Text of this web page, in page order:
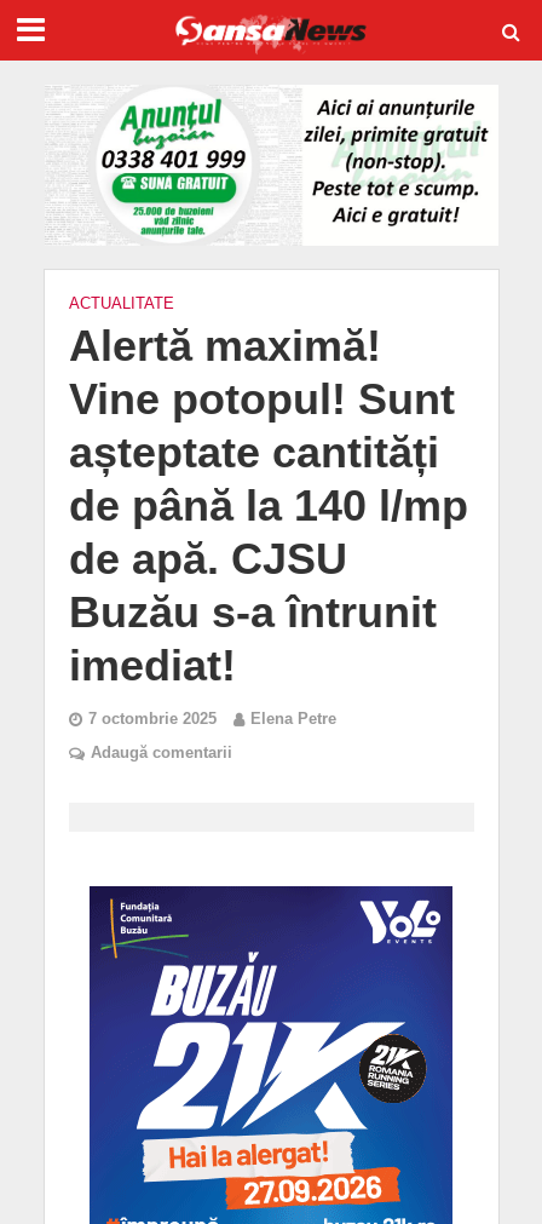
ACTUALITATE
Alertă maximă!
Vine potopul! Sunt
așteptate cantități
de până la 140 l/mp
de apă. CJSU
Buzău s-a întrunit
imediat!
7 octombrie 2025
Elena Petre
Adaugă comentarii